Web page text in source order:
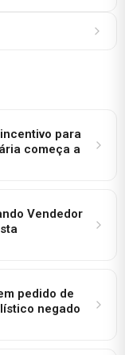
para
começa a
Vendedor
pedido de
negado